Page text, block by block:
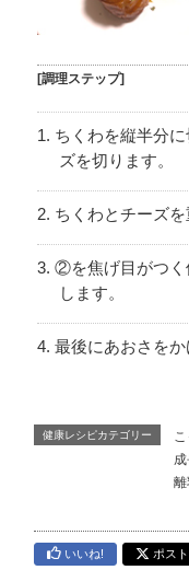
[調理ステップ]
ちくわを縦半分
ズを切ります。
ちくわとチーズを
②を焦げ目がつく
します。
最後にあおさをか
健康レシピカテゴリー
離
いいね! ポスト